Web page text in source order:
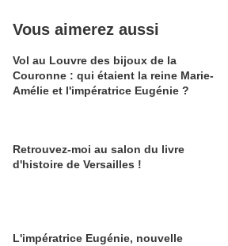
Vous aimerez aussi
Vol au Louvre des bijoux de la
Couronne : qui étaient la reine Marie-
Amélie et l'impératrice Eugénie ?
Retrouvez-moi au salon du livre
d'histoire de Versailles !
L'impératrice Eugénie, nouvelle